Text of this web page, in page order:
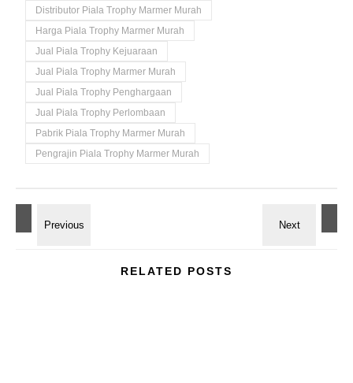
Distributor Piala Trophy Marmer Murah
Harga Piala Trophy Marmer Murah
Jual Piala Trophy Kejuaraan
Jual Piala Trophy Marmer Murah
Jual Piala Trophy Penghargaan
Jual Piala Trophy Perlombaan
Pabrik Piala Trophy Marmer Murah
Pengrajin Piala Trophy Marmer Murah
RELATED POSTS